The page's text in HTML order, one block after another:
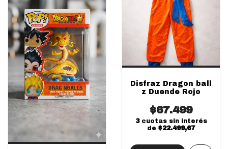
Disfraz Dragon ball
z Duende Rojo
$67.499
3 cuotas sin interés
de $22.499,67